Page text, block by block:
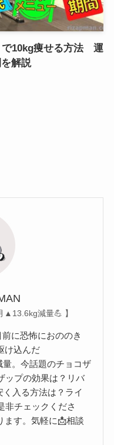
で10kg痩せる方法 運
解説
▲13.6kg減量💪 】
に恐怖におののき
け込んだ
量。今話題のチョコザ
ップの効果は？リバ
入る方法は？ライ
非チェックくださ
ます。気軽に📩相談